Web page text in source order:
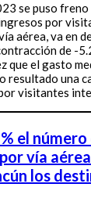
se puso
por
aérea, va en
de -
que el gasto
resultado una
visitantes
el
vía
los